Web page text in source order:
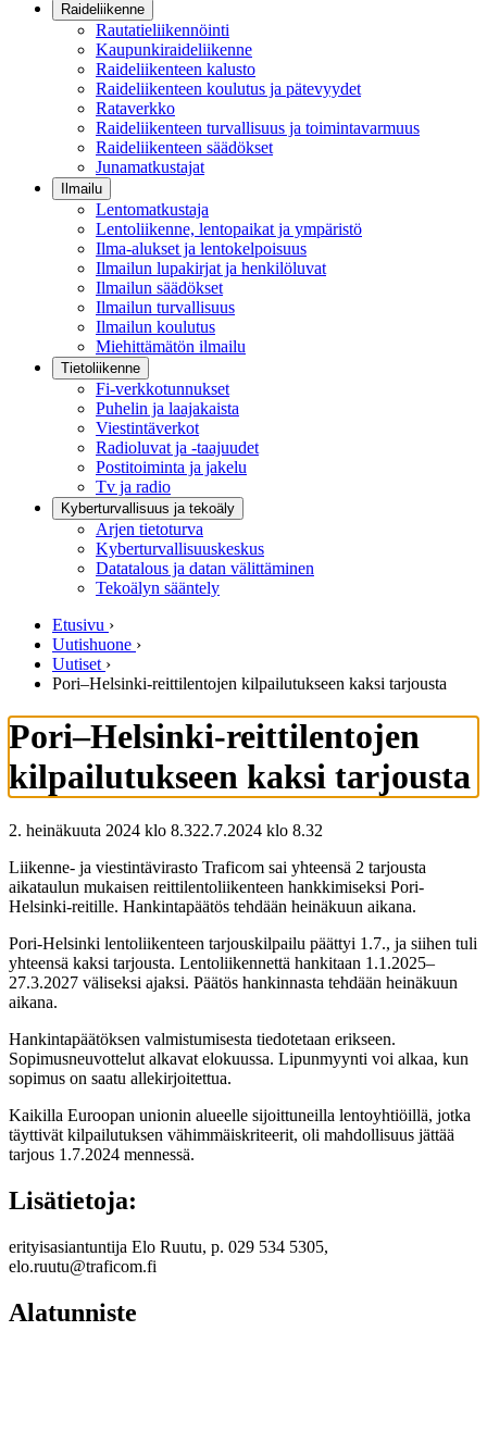
Raideliikenne
Rautatieliikennöinti
Kaupunkiraideliikenne
Raideliikenteen kalusto
Raideliikenteen koulutus ja pätevyydet
Rataverkko
Raideliikenteen turvallisuus ja toimintavarmuus
Raideliikenteen säädökset
Junamatkustajat
Ilmailu
Lentomatkustaja
Lentoliikenne, lentopaikat ja ympäristö
Ilma-alukset ja lentokelpoisuus
Ilmailun lupakirjat ja henkilöluvat
Ilmailun säädökset
Ilmailun turvallisuus
Ilmailun koulutus
Miehittämätön ilmailu
Tietoliikenne
Fi-verkkotunnukset
Puhelin ja laajakaista
Viestintäverkot
Radioluvat ja -taajuudet
Postitoiminta ja jakelu
Tv ja radio
Kyberturvallisuus ja tekoäly
Arjen tietoturva
Kyberturvallisuuskeskus
Datatalous ja datan välittäminen
Tekoälyn sääntely
Etusivu ›
Uutishuone ›
Uutiset ›
Pori–Helsinki-reittilentojen kilpailutukseen kaksi tarjousta
Pori–Helsinki-reittilentojen
kilpailutukseen kaksi tarjousta
2. heinäkuuta 2024 klo 8.322.7.2024 klo 8.32
Liikenne- ja viestintävirasto Traficom sai yhteensä 2 tarjousta
aikataulun mukaisen reittilentoliikenteen hankkimiseksi Pori-
Helsinki-reitille. Hankintapäätös tehdään heinäkuun aikana.
Pori-Helsinki lentoliikenteen tarjouskilpailu päättyi 1.7., ja siihen tuli
yhteensä kaksi tarjousta. Lentoliikennettä hankitaan 1.1.2025–
27.3.2027 väliseksi ajaksi. Päätös hankinnasta tehdään heinäkuun
aikana.
Hankintapäätöksen valmistumisesta tiedotetaan erikseen.
Sopimusneuvottelut alkavat elokuussa. Lipunmyynti voi alkaa, kun
sopimus on saatu allekirjoitettua.
Kaikilla Euroopan unionin alueelle sijoittuneilla lentoyhtiöillä, jotka
täyttivät kilpailutuksen vähimmäiskriteerit, oli mahdollisuus jättää
tarjous 1.7.2024 mennessä.
Lisätietoja:
erityisasiantuntija Elo Ruutu, p. 029 534 5305,
elo.ruutu@traficom.fi
Alatunniste